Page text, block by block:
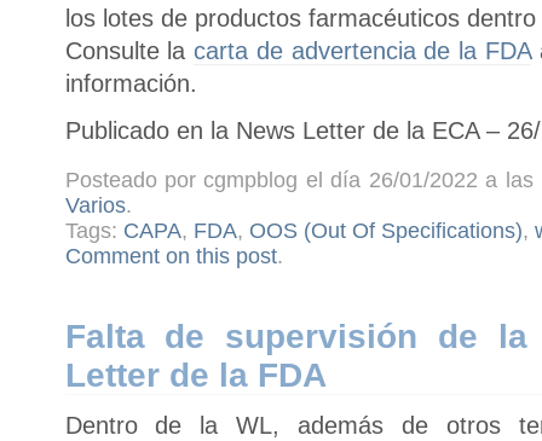
los lotes de productos farmacéuticos
Consulte la carta de advertencia de la FDA
información.
Publicado en la News Letter de la ECA –
Posteado por cgmpblog el día 26/01/2022 a
Varios.
Tags: CAPA, FDA, OOS (Out Of Specifications),
Comment on this post.
Falta de supervisión de la
Letter de la FDA
Dentro de la WL, además de otros